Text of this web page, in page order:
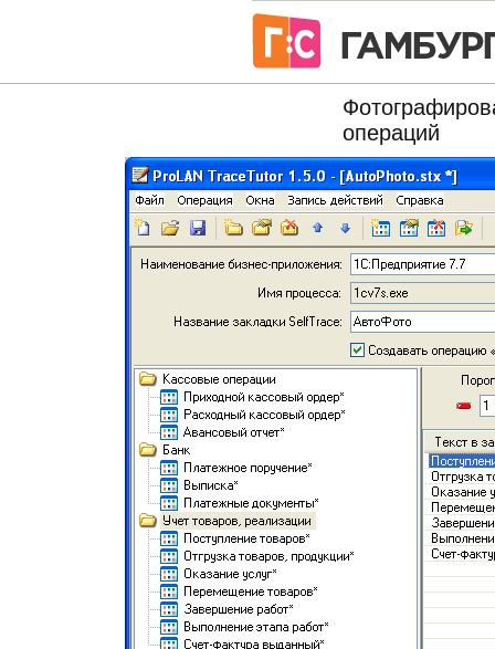
операций